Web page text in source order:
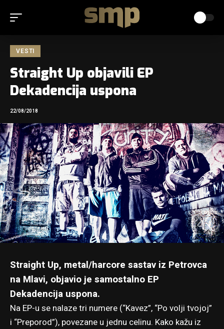
VESTI
Straight Up objavili EP
Dekadencija uspona
22/08/2018
Straight Up, metal/harcore sastav iz Petrovca
na Mlavi, objavio je samostalno EP
Dekadencija uspona.
Na EP-u se nalaze tri numere (“Kavez”, “Po volji tvojoj”
i “Preporod”), povezane u jednu celinu. Kako kažu iz